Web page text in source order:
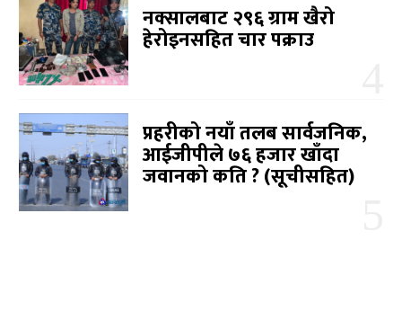
नक्सालबाट २९६ ग्राम खैरो
हेरोइनसहित चार पक्राउ
प्रहरीको नयाँ तलब सार्वजनिक,
आईजीपीले ७६ हजार खाँदा
जवानको कति ? (सूचीसहित)